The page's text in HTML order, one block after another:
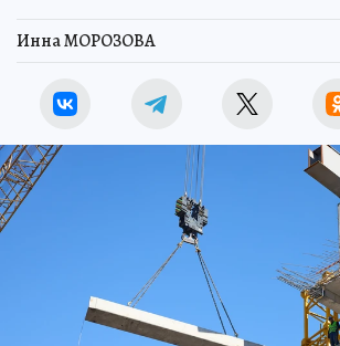
Инна МОРОЗОВА